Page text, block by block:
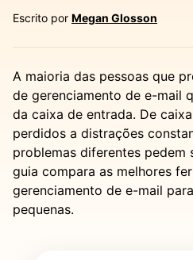
Escrito por Megan Glosson
A maioria das pessoas que
de gerenciamento de e-mail
da caixa de entrada. De
perdidos a distrações
problemas diferentes pedem
guia compara as melhores
gerenciamento de e-mail
pequenas.